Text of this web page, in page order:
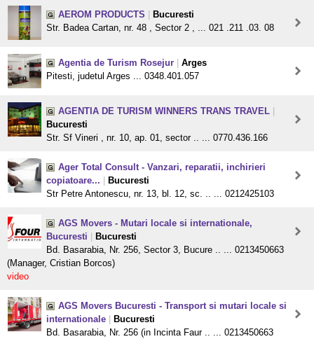
AEROM PRODUCTS
Bucuresti
Str. Badea Cartan, nr. 48 , Sector 2 , ... 021 .211 .03. 08
Agentia de Turism Rosejur
Arges
Pitesti, judetul Arges ... 0348.401.057
AGENTIA DE TURISM WINNERS TRANS TRAVEL
Bucuresti
Str. Sf Vineri , nr. 10, ap. 01, sector .. ... 0770.436.166
Ager Total Consult - Vanzari, reparatii, inchirieri
copiatoare...
Bucuresti
Str Petre Antonescu, nr. 13, bl. 12, sc. .. ... 0212425103
AGS Movers - Mutari locale si internationale,
Bucuresti
Bucuresti
Bd. Basarabia, Nr. 256, Sector 3, Bucure .. ... 0213450663
(Manager, Cristian Borcos)
video
AGS Movers Bucuresti - Transport si mutari locale si
internationale
Bucuresti
Bd. Basarabia, Nr. 256 (in Incinta Faur .. ... 0213450663